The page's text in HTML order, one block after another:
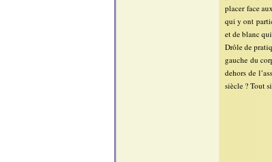
placer face
qui y ont
et de blanc
Drôle de
gauche du
dehors de
siècle ? Tout